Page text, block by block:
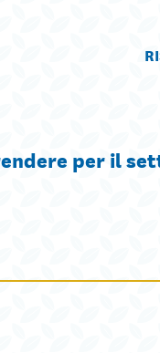
per il